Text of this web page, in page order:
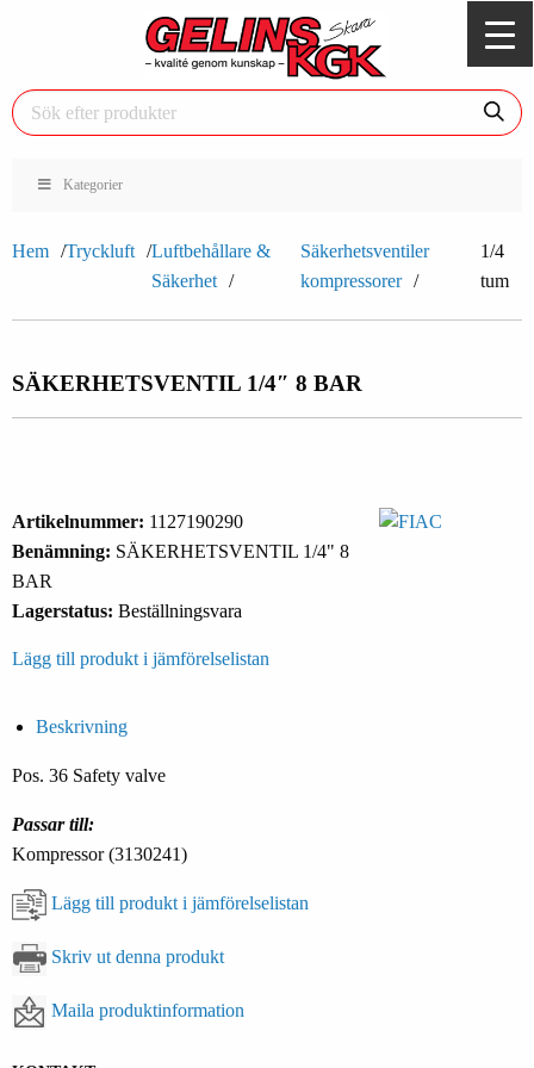
Kategorier
Hem Tryckluft
Luftbehållare &
Säkerhet
Säkerhetsventiler
kompressorer
1/4
tum
SÄKERHETSVENTIL 1/4″ 8 BAR
Artikelnummer: 1127190290
Benämning: SÄKERHETSVENTIL 1/4" 8
BAR
Lagerstatus: Beställningsvara
Lägg till produkt i jämförelselistan
Beskrivning
Pos. 36 Safety valve
Passar till:
Kompressor (3130241)
Lägg till produkt i jämförelselistan
Skriv ut denna produkt
Maila produktinformation